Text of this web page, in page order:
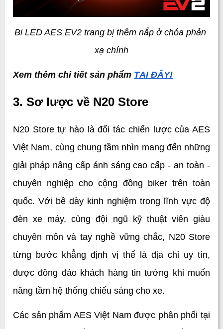
Bi LED AES EV2 trang bị thêm nắp ở chóa phản
xạ chính
Xem thêm chi tiết sản phẩm TẠI ĐÂY!
3. Sơ lược về N20 Store
N20 Store tự hào là đối tác chiến lược của AES
Việt Nam, cùng chung tầm nhìn mang đến những
giải pháp nâng cấp ánh sáng cao cấp - an toàn -
chuyên nghiệp cho cộng đồng biker trên toàn
quốc. Với bề dày kinh nghiệm trong lĩnh vực độ
đèn xe máy, cùng đội ngũ kỹ thuật viên giàu
chuyên môn và tay nghề vững chắc, N20 Store
từng bước khẳng định vị thế là địa chỉ uy tín,
được đông đảo khách hàng tin tưởng khi muốn
nâng tầm hệ thống chiếu sáng cho xe.
Các sản phẩm AES Việt Nam được phân phối tại